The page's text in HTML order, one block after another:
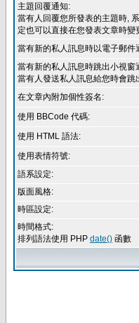
主題回覆通知:
當有人回覆您所發表的主題時,
定也可以直接在您發表文章時變
當有新的私人訊息時以電子郵件
當有新的私人訊息時跳出小視窗
當有人發送私人訊息給您時會跳
在文章內附加個性簽名:
使用 BBCode 代碼:
使用 HTML 語法:
使用表情符號:
語系設定:
版面風格:
時區設定:
時間格式:
排列語法使用 PHP date() 函數